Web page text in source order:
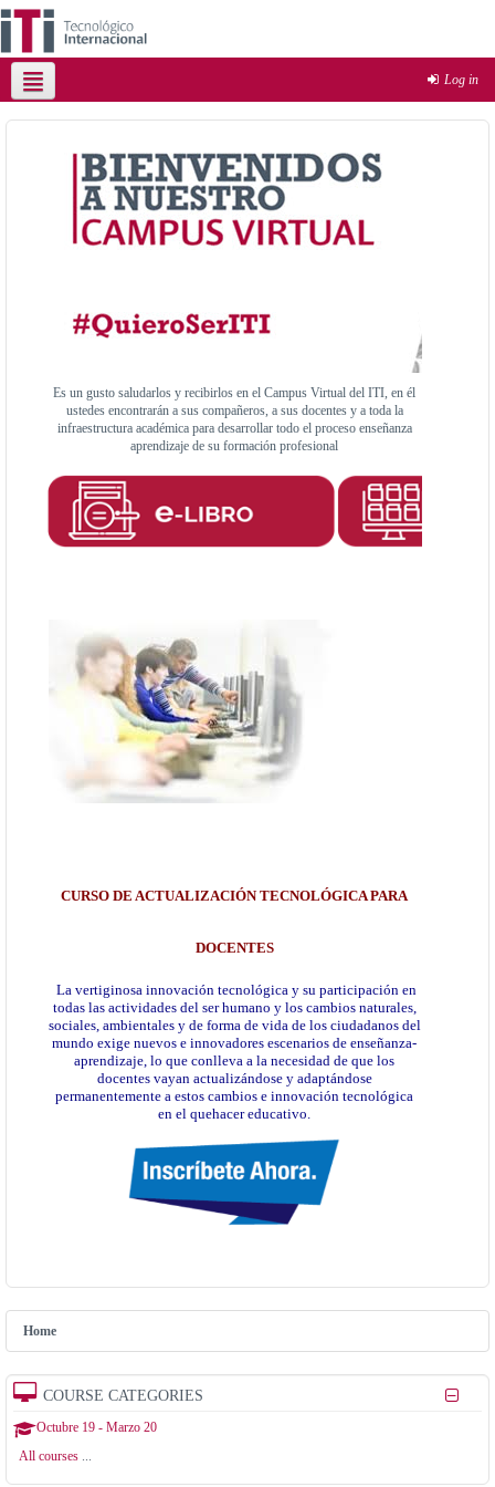
Log in
English ‎(en)‎
Es un gusto saludarlos y recibirlos en el Campus Virtual del ITI, en él
ustedes encontrarán a sus compañeros, a sus docentes y a toda la
infraestructura académica para desarrollar todo el proceso enseñanza
aprendizaje de su formación profesional
CURSO DE ACTUALIZACIÓN TECNOLÓGICA PARA
DOCENTES
La vertiginosa innovación tecnológica y su participación en
todas las actividades del ser humano y los cambios naturales,
sociales, ambientales y de forma de vida de los ciudadanos del
mundo exige nuevos e innovadores escenarios de enseñanza-
aprendizaje, lo que conlleva a la necesidad de que los
docentes vayan actualizándose y adaptándose
permanentemente a estos cambios e innovación tecnológica
en el quehacer educativo.
Home
COURSE CATEGORIES
Octubre 19 - Marzo 20
All courses ...